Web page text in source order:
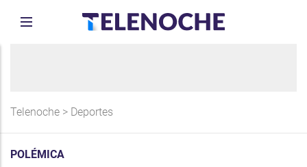
Telenoche > Deportes
POLÉMICA